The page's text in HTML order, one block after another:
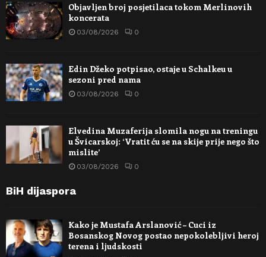
Objavljen broj posjetilaca tokom Merlinovih
koncerata
03/08/2026 0
Edin Džeko potpisao, ostaje u Schalkeu u
sezoni pred nama
03/08/2026 0
Elvedina Muzaferija slomila nogu na treningu
u Švicarskoj: ‘Vratit ću se na skije prije nego što
mislite’
03/08/2026 0
BiH dijaspora
Kako je Mustafa Arslanović – Cuci iz
Bosanskog Novog postao nepokolebljivi heroj
terena i ljudskosti